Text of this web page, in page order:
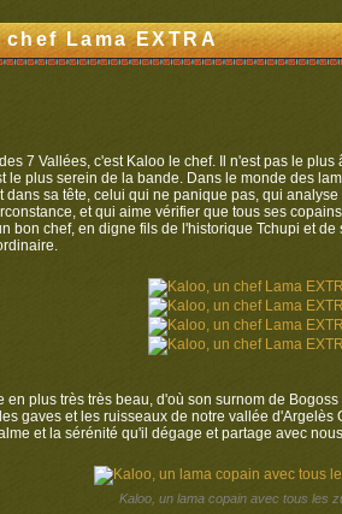
Lama EXTRA
7 Vallées, c'est Kaloo le chef. Il n'est pas le
le plus serein de la bande. Dans le monde des
dans sa tête, celui qui ne panique pas, qui
et qui aime vérifier que tous ses
bon chef, en digne fils de l'historique Tchupi et
en plus très très beau, d'où son surnom de
gaves et les ruisseaux de notre vallée d'Argelès
et la sérénité qu'il dégage et partage avec
Kaloo, un lama copain avec tous les